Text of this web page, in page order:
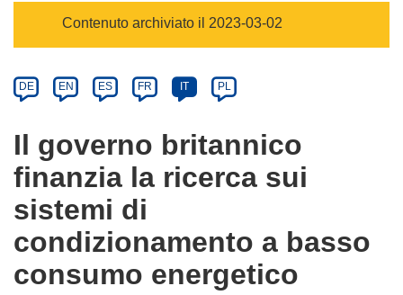
Category
Contenuto archiviato il 2023-03-02
Article
available
following
languages:
DE EN ES FR IT PL
Il governo britannico
finanzia la ricerca sui
sistemi di
condizionamento a basso
consumo energetico